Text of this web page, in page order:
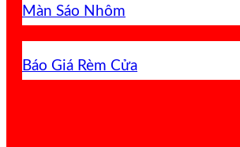
Màn Sáo Nhôm
Báo Giá Rèm Cửa